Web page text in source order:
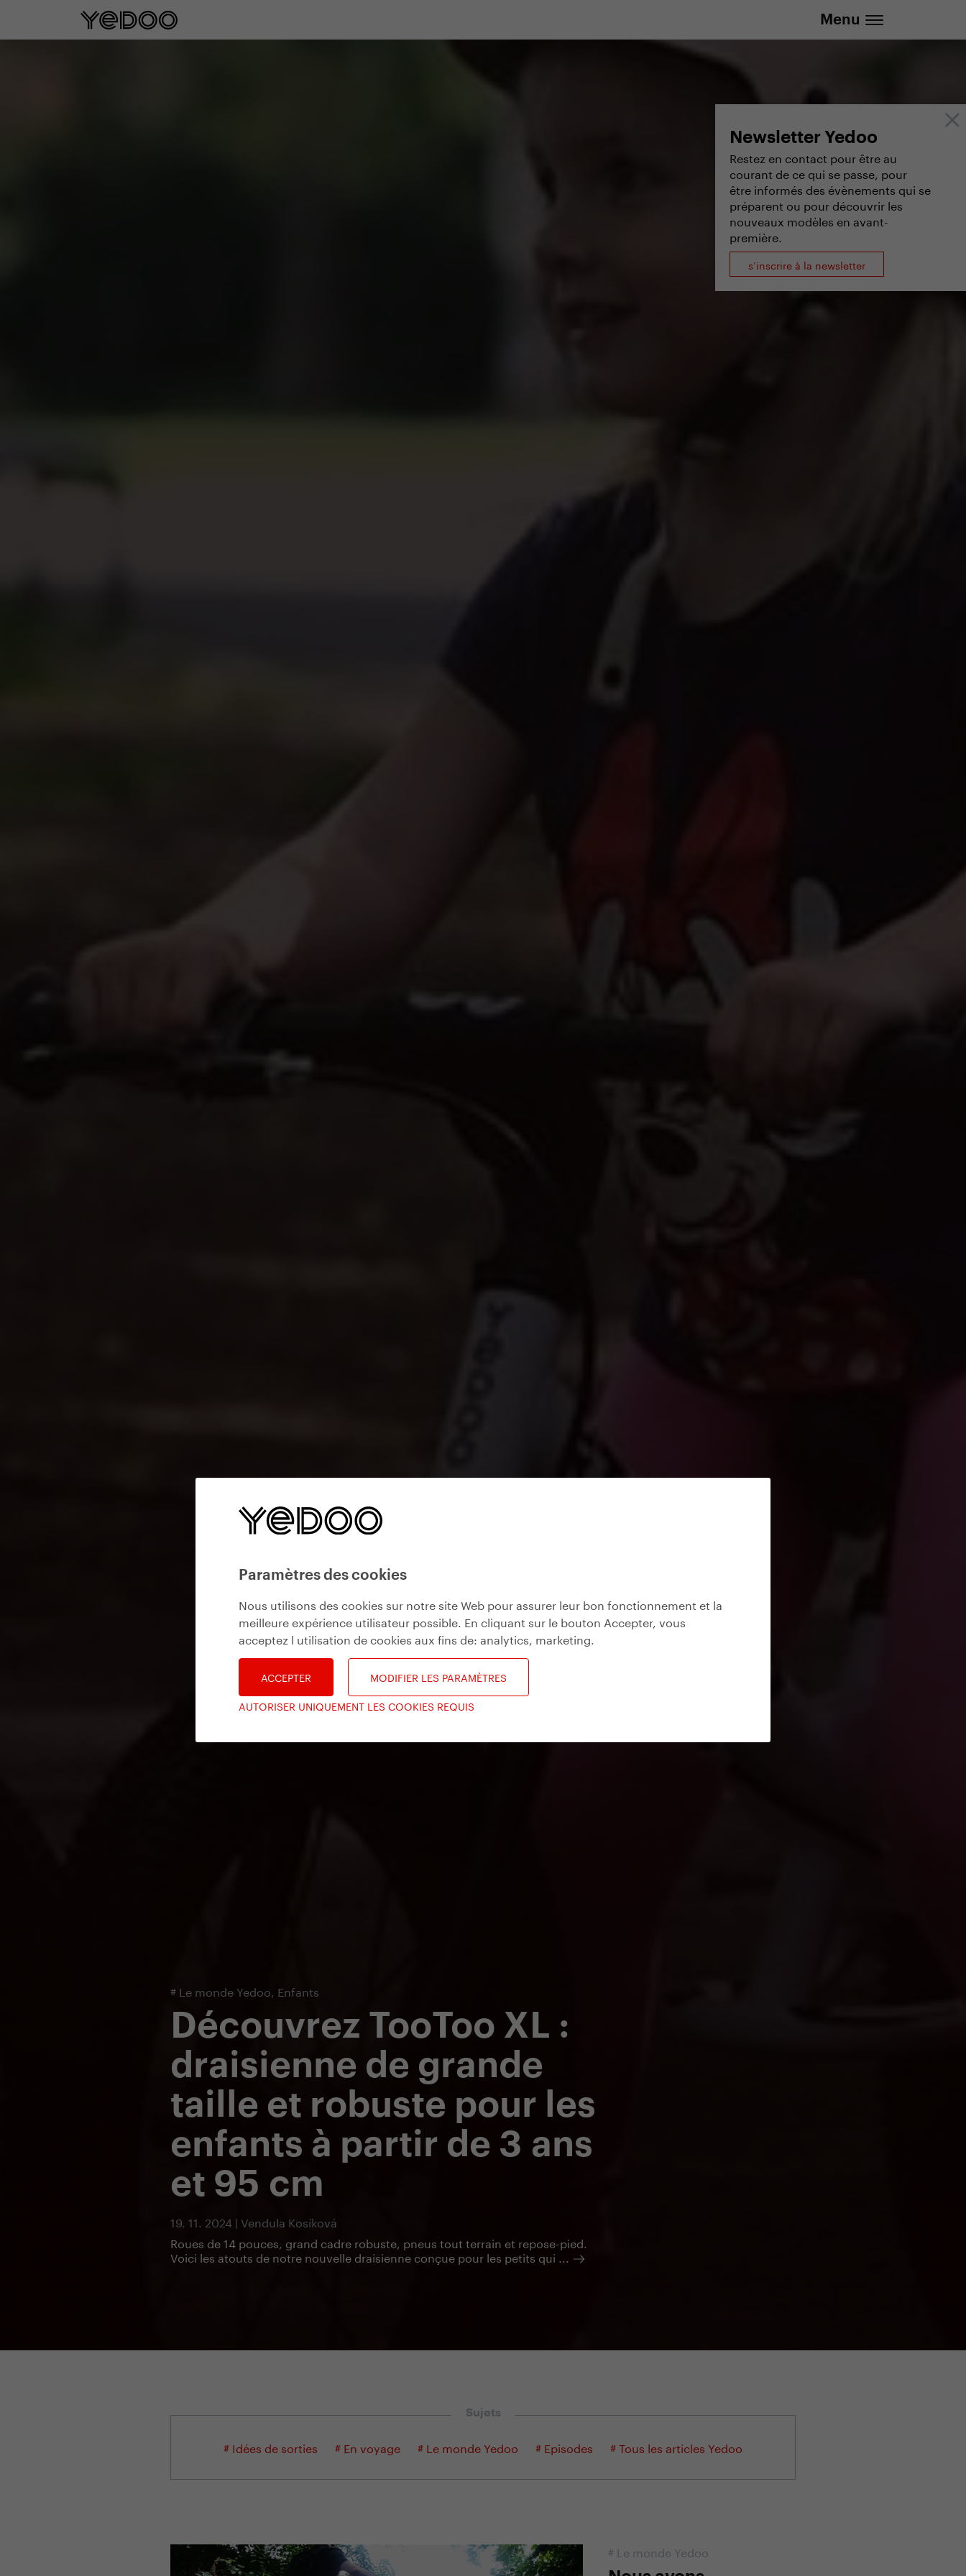
Paramètres des cookies
Nous utilisons des cookies sur notre site Web pour assurer leur bon fonctionnement et la
meilleure expérience utilisateur possible. En cliquant sur le bouton Accepter, vous
acceptez l utilisation de cookies aux fins de: analytics, marketing
ACCEPTER
MODIFIER LES PARAMÈTRES
AUTORISER UNIQUEMENT LES COOKIES REQUIS
Menu
Newsletter Yedoo
Restez en contact pour être au
courant de ce qui se passe, pour
être informés des évènements qui se
préparent ou pour découvrir les
nouveaux modèles en avant-
première.
s’inscrire à la newsletter
# Le monde Yedoo, Enfants
Découvrez TooToo XL :
draisienne de grande
taille et robuste pour les
enfants à partir de 3 ans
et 95 cm
19. 11. 2024 | Vendula Kosíková
Roues de 14 pouces, grand cadre robuste, pneus tout terrain et repose-pied.
Voici les atouts de notre nouvelle draisienne conçue pour les petits qui ...
Sujets
# Idées de sorties # En voyage # Le monde Yedoo # Episodes # Tous les articles Yedoo
# Le monde Yedoo